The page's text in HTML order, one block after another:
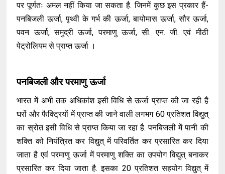
पर पूर्णतः अमल नहीं किया जा सकता है. जिनमें कुछ इस प्रकार हैं-
पनबिजली ऊर्जा, पृथ्वी के गर्भ की ऊर्जा, बायोमास ऊर्जा, सौर ऊर्जा,
पवन ऊर्जा, समुद्री ऊर्जा, परमाणु ऊर्जा, सी. एन. जी. एवं मीठी
पेट्रोलियम से प्राप्त ऊर्जा ।
पनबिजली और परमाणु ऊर्जा
भारत में अभी तक अधिकांश इसी विधि से ऊर्जा प्राप्त की जा रही है
घरों और फैक्ट्रियों में प्राप्त की जाने वाली लगभग 60 प्रतिशत विद्युत्
का स्रोत इसी विधि से प्राप्त किया जा रहा है. पनबिजली में पानी की
शक्ति को नियंत्रित कर विद्युत् में परिवर्तित कर प्रसारित कर दिया
जाता है एवं परमाणु ऊर्जा में परमाणु शक्ति का उपयोग विद्युत् बनाकर
प्रसारित कर दिया जाता है. इसका 20 प्रतिशत सहयोग विद्युत् में